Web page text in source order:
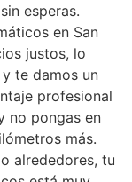
esperas.
en San
justos, lo
te damos un
profesional
no pongas en
más.
alrededores, tu